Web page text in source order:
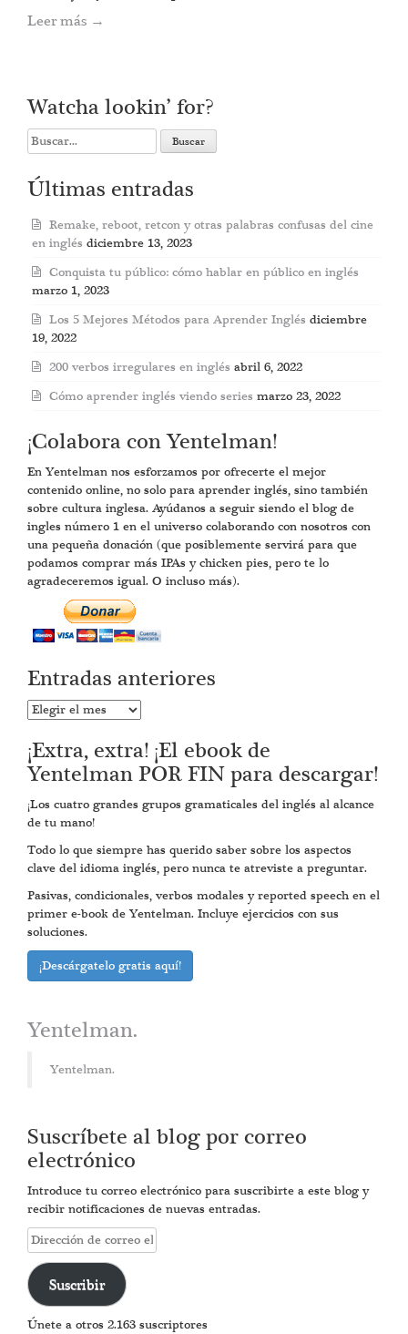
Leer más →
Watcha lookin’ for?
Search
for:
Últimas entradas
Remake, reboot, retcon y otras palabras confusas del cine
en inglés diciembre 13, 2023
Conquista tu público: cómo hablar en público en inglés
marzo 1, 2023
Los 5 Mejores Métodos para Aprender Inglés diciembre
19, 2022
200 verbos irregulares en inglés abril 6, 2022
Cómo aprender inglés viendo series marzo 23, 2022
¡Colabora con Yentelman!
En Yentelman nos esforzamos por ofrecerte el mejor
contenido online, no solo para aprender inglés, sino también
sobre cultura inglesa. Ayúdanos a seguir siendo el blog de
ingles número 1 en el universo colaborando con nosotros con
una pequeña donación (que posiblemente servirá para que
podamos comprar más IPAs y chicken pies, pero te lo
agradeceremos igual. O incluso más).
Entradas anteriores
Entradas
¡Extra, extra! ¡El ebook de
Yentelman POR FIN para descargar!
¡Los cuatro grandes grupos gramaticales del inglés al alcance
de tu mano!
Todo lo que siempre has querido saber sobre los aspectos
clave del idioma inglés, pero nunca te atreviste a preguntar.
Pasivas, condicionales, verbos modales y reported speech en el
primer e-book de Yentelman. Incluye ejercicios con sus
soluciones.
¡Descárgatelo gratis aquí!
Yentelman.
Yentelman.
Suscríbete al blog por correo
electrónico
Introduce tu correo electrónico para suscribirte a este blog y
recibir notificaciones de nuevas entradas.
Dirección
de
correo
electrónico
Suscribir
Únete a otros 2.163 suscriptores